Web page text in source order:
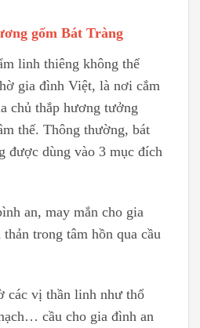
gốm Bát Tràng
linh thiêng không thể
gia đình Việt, là nơi cắm
chủ thắp hương tưởng
thế. Thông thường, bát
được dùng vào 3 mục đích
an, may mắn cho gia
trong tâm hồn qua cầu
các vị thần linh như thổ
cầu cho gia đình an